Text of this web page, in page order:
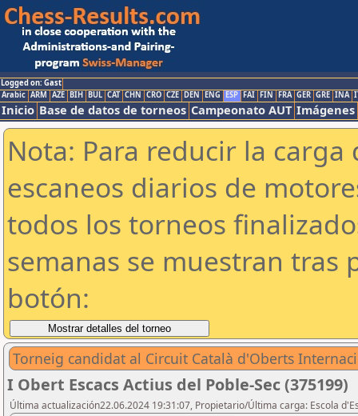
Logged on: Gast
Arabic ARM AZE BIH BUL CAT CHN CRO CZE DEN ENG ESP FAI FIN FRA GER GRE INA
Inicio Base de datos de torneos Campeonato AUT Imágenes
Nota: Para reducir la
escaneos diarios de
todos los torneos
semanas se muestran tras
botón:
Torneig candidat al Circuit Català d'Oberts
I Obert Escacs Actius del Poble-Sec (375199)
Última actualización22.06.2024 19:31:07, Propietario/Última carga: Escola